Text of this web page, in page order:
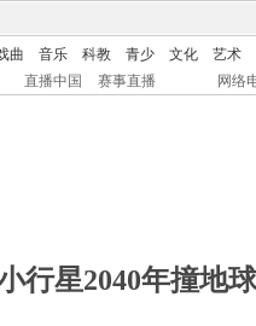
曲 音乐 科教 青少 文化
艺术
直播中国 赛事直播 网络
行星2040年撞地